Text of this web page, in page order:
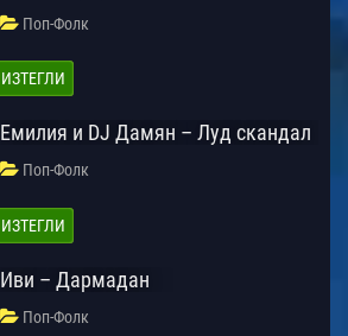
Поп-Фолк
ИЗТЕГЛИ
Емилия и DJ Дамян – Луд скандал
Поп-Фолк
ИЗТЕГЛИ
Иви – Дармадан
Поп-Фолк